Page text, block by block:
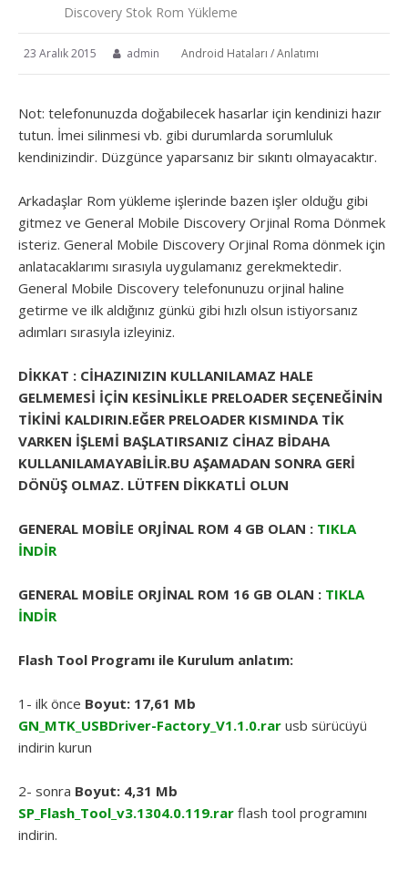
Discovery Stok Rom Yükleme
23 Aralık 2015 admin Android Hataları / Anlatımı
Not: telefonunuzda doğabilecek hasarlar için kendinizi hazır
tutun. İmei silinmesi vb. gibi durumlarda sorumluluk
kendinizindir. Düzgünce yaparsanız bir sıkıntı olmayacaktır.
Arkadaşlar Rom yükleme işlerinde bazen işler olduğu gibi
gitmez ve General Mobile Discovery Orjinal Roma Dönmek
isteriz. General Mobile Discovery Orjinal Roma dönmek için
anlatacaklarımı sırasıyla uygulamanız gerekmektedir.
General Mobile Discovery telefonunuzu orjinal haline
getirme ve ilk aldığınız günkü gibi hızlı olsun istiyorsanız
adımları sırasıyla izleyiniz.
DİKKAT : CİHAZINIZIN KULLANILAMAZ HALE
GELMEMESİ İÇİN KESİNLİKLE PRELOADER SEÇENEĞİNİN
TİKİNİ KALDIRIN.EĞER PRELOADER KISMINDA TİK
VARKEN İŞLEMİ BAŞLATIRSANIZ CİHAZ BİDAHA
KULLANILAMAYABİLİR.BU AŞAMADAN SONRA GERİ
DÖNÜŞ OLMAZ. LÜTFEN DİKKATLİ OLUN
GENERAL MOBİLE ORJİNAL ROM 4 GB OLAN : TIKLA
İNDİR
GENERAL MOBİLE ORJİNAL ROM 16 GB OLAN : TIKLA
İNDİR
Flash Tool Programı ile Kurulum anlatım:
1- ilk önce Boyut: 17,61 Mb
GN_MTK_USBDriver-Factory_V1.1.0.rar usb sürücüyü
indirin kurun
2- sonra Boyut: 4,31 Mb
SP_Flash_Tool_v3.1304.0.119.rar flash tool programını
indirin.